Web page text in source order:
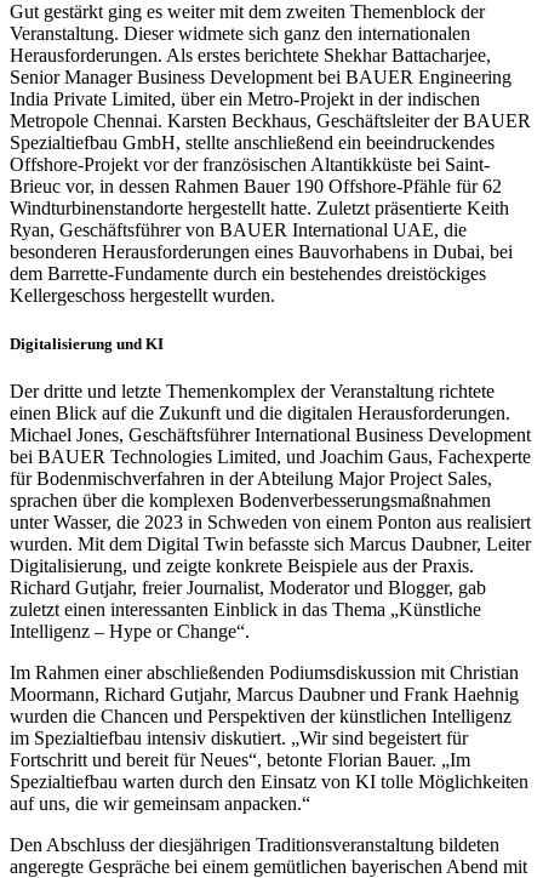
Gut gestärkt ging es weiter mit dem zweiten Themenblock der
Veranstaltung. Dieser widmete sich ganz den internationalen
Herausforderungen. Als erstes berichtete Shekhar Battacharjee,
Senior Manager Business Development bei BAUER Engineering
India Private Limited, über ein Metro-Projekt in der indischen
Metropole Chennai. Karsten Beckhaus, Geschäftsleiter der BAUER
Spezialtiefbau GmbH, stellte anschließend ein beeindruckendes
Offshore-Projekt vor der französischen Altantikküste bei Saint-
Brieuc vor, in dessen Rahmen Bauer 190 Offshore-Pfähle für 62
Windturbinenstandorte hergestellt hatte. Zuletzt präsentierte Keith
Ryan, Geschäftsführer von BAUER International UAE, die
besonderen Herausforderungen eines Bauvorhabens in Dubai, bei
dem Barrette-Fundamente durch ein bestehendes dreistöckiges
Kellergeschoss hergestellt wurden.
Digitalisierung und KI
Der dritte und letzte Themenkomplex der Veranstaltung richtete
einen Blick auf die Zukunft und die digitalen Herausforderungen.
Michael Jones, Geschäftsführer International Business Development
bei BAUER Technologies Limited, und Joachim Gaus, Fachexperte
für Bodenmischverfahren in der Abteilung Major Project Sales,
sprachen über die komplexen Bodenverbesserungsmaßnahmen
unter Wasser, die 2023 in Schweden von einem Ponton aus realisiert
wurden. Mit dem Digital Twin befasste sich Marcus Daubner, Leiter
Digitalisierung, und zeigte konkrete Beispiele aus der Praxis.
Richard Gutjahr, freier Journalist, Moderator und Blogger, gab
zuletzt einen interessanten Einblick in das Thema „Künstliche
Intelligenz – Hype or Change“.
Im Rahmen einer abschließenden Podiumsdiskussion mit Christian
Moormann, Richard Gutjahr, Marcus Daubner und Frank Haehnig
wurden die Chancen und Perspektiven der künstlichen Intelligenz
im Spezialtiefbau intensiv diskutiert. „Wir sind begeistert für
Fortschritt und bereit für Neues“, betonte Florian Bauer. „Im
Spezialtiefbau warten durch den Einsatz von KI tolle Möglichkeiten
auf uns, die wir gemeinsam anpacken.“
Den Abschluss der diesjährigen Traditionsveranstaltung bildeten
angeregte Gespräche bei einem gemütlichen bayerischen Abend mit